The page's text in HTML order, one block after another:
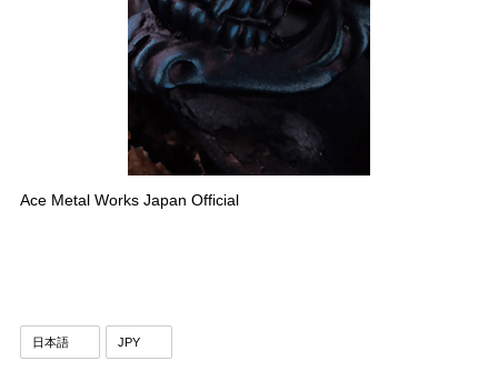
Ace Metal Works Japan Official